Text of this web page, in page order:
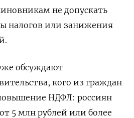
не допускать
налогов или занижения
обсуждают
кого из граждан
НДФЛ: россиян
5 млн рублей или более